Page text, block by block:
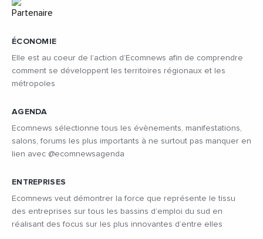
ÉCONOMIE
Elle est au coeur de l’action d’Ecomnews afin de comprendre
comment se développent les territoires régionaux et les
métropoles
AGENDA
Ecomnews sélectionne tous les évènements, manifestations,
salons, forums les plus importants à ne surtout pas manquer en
lien avec @ecomnewsagenda
ENTREPRISES
Ecomnews veut démontrer la force que représente le tissu
des entreprises sur tous les bassins d’emploi du sud en
réalisant des focus sur les plus innovantes d’entre elles